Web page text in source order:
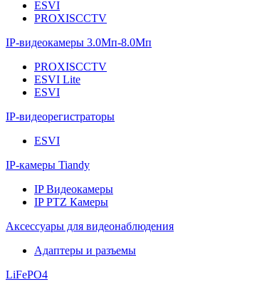
ESVI
PROXISCCTV
IP-видеокамеры 3.0Мп-8.0Мп
PROXISCCTV
ESVI Lite
ESVI
IP-видеорегистраторы
ESVI
IP-камеры Tiandy
IP Видеокамеры
IP PTZ Камеры
Аксессуары для видеонаблюдения
Адаптеры и разъемы
LiFePO4